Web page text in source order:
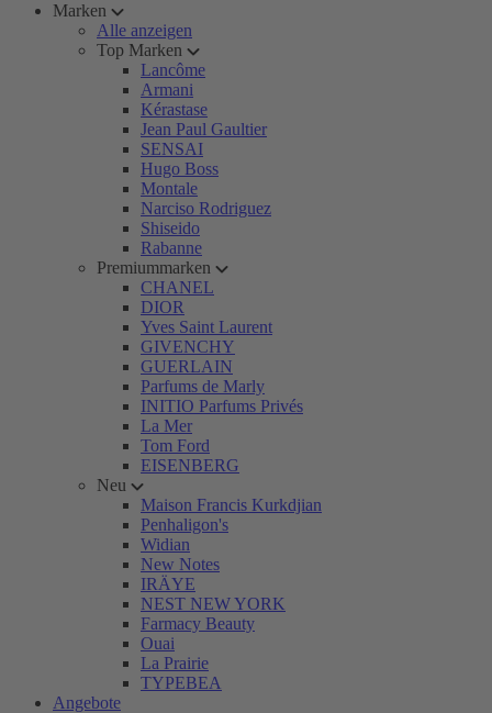
Marken
Alle anzeigen
Top Marken
Lancôme
Armani
Kérastase
Jean Paul Gaultier
SENSAI
Hugo Boss
Montale
Narciso Rodriguez
Shiseido
Rabanne
Premiummarken
CHANEL
DIOR
Yves Saint Laurent
GIVENCHY
GUERLAIN
Parfums de Marly
INITIO Parfums Privés
La Mer
Tom Ford
EISENBERG
Neu
Maison Francis Kurkdjian
Penhaligon's
Widian
New Notes
IRÄYE
NEST NEW YORK
Farmacy Beauty
Ouai
La Prairie
TYPEBEA
Angebote